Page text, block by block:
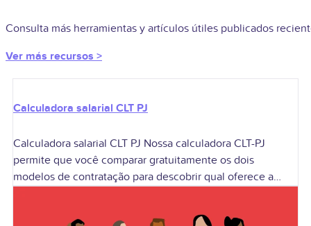
Consulta más herramientas y artículos útiles publicados
Ver más recursos >
Calculadora salarial CLT PJ
Calculadora salarial CLT PJ Nossa calculadora CLT-PJ
permite que você comparar gratuitamente os dois
modelos de contratação para descobrir qual oferece a